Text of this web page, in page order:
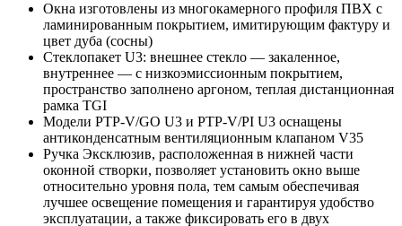
Окна изготовлены из многокамерного профиля ПВХ с
ламинированным покрытием, имитирующим фактуру и
цвет дуба (сосны)
Стеклопакет U3: внешнее стекло — закаленное,
внутреннее — с низкоэмиссионным покрытием,
пространство заполнено аргоном, теплая дистанционная
рамка TGI
Модели PTP-V/GO U3 и PTP-V/PI U3 оснащены
антиконденсатным вентиляционным клапаном V35
Ручка Эксклюзив, расположенная в нижней части
оконной створки, позволяет установить окно выше
относительно уровня пола, тем самым обеспечивая
лучшее освещение помещения и гарантируя удобство
эксплуатации, а также фиксировать его в двух